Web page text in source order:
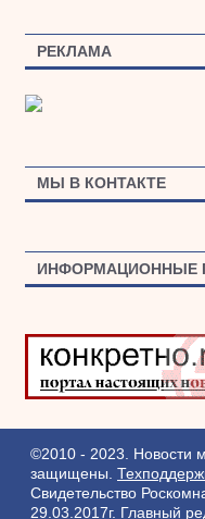
РЕКЛАМА
МЫ В КОНТАКТЕ
ИНФОРМАЦИОННЫЕ
©2010 - 2023. Новости
защищены.
Свидетельство
29.03.2017г.